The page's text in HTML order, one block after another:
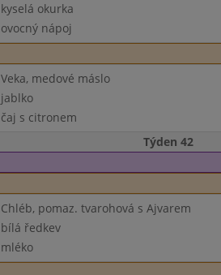
kyselá okurka
ovocný nápoj
Veka, medové máslo
jablko
čaj s citronem
Týden 42
Chléb, pomaz. tvarohová s Ajvarem
bílá ředkev
mléko